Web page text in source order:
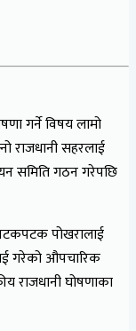
गर्ने विषय लामो
राजधानी सहरलाई
समिति गठन गरेपछि
पोखरालाई
गरेको औपचारिक
राजधानी घोषणाका